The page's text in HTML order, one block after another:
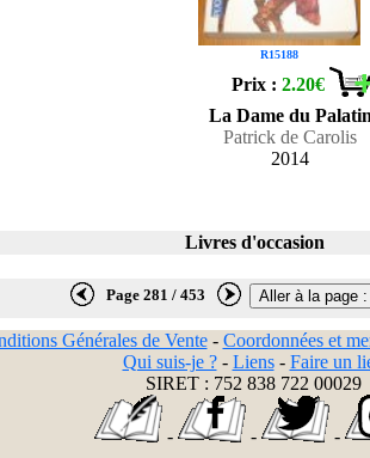
R15188
Prix :2.20€
La Dame du Palatin
Patrick de Carolis
2014
Livres d'occasion
Page 281 / 453
Générales de Vente- Coordonnées et
Qui suis-je ?- Liens- Faire un
SIRET : 752 838 722 00029
- - -